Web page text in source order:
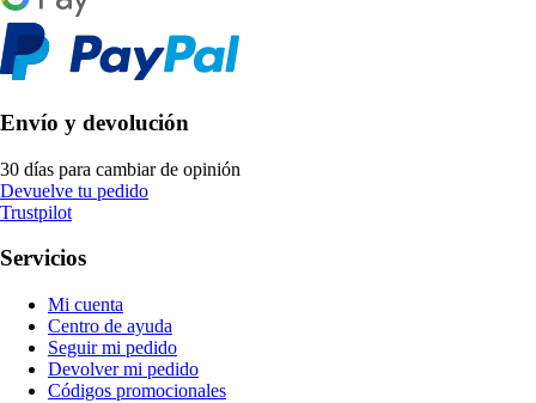
Envío y devolución
30 días para cambiar de opinión
Devuelve tu pedido
Trustpilot
Servicios
Mi cuenta
Centro de ayuda
Seguir mi pedido
Devolver mi pedido
Códigos promocionales